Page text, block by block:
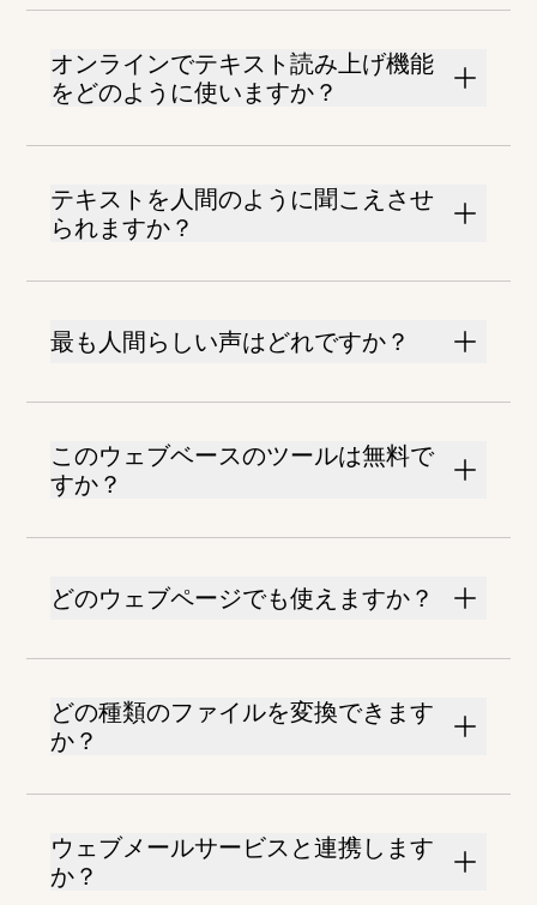
オンラインでテキスト読み上げ機能
をどのように使いますか？
テキストを人間のように聞こえさせ
られますか？
最も人間らしい声はどれですか？
このウェブベースのツールは無料で
すか？
どのウェブページでも使えますか？
どの種類のファイルを変換できます
か？
ウェブメールサービスと連携します
か？